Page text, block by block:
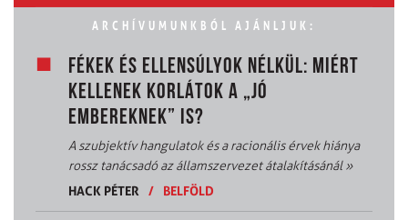
ARCHÍVUMUNKBÓL AJÁNLJUK:
FÉKEK ÉS ELLENSÚLYOK NÉLKÜL: MIÉRT
KELLENEK KORLÁTOK A „JÓ
EMBEREKNEK” IS?
A szubjektív hangulatok és a racionális érvek hiánya
rossz tanácsadó az államszervezet átalakításánál»
HACK PÉTER
/ BELFÖLD